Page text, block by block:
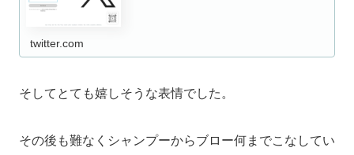
twitter.com
そしてとても嬉しそうな表情でした。
その後も難なくシャンプーからブロー何までこなしてい